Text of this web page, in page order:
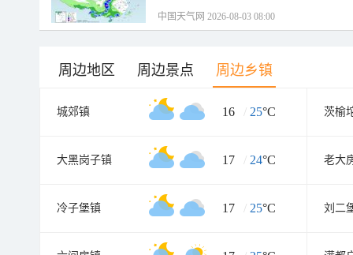
中国天气网 2026-08-03 08:00
周边地区 周边景点 周边乡镇
城郊镇 16 / 25°C 茨榆
大黑岗子镇 17 / 24°C 老大
冷子堡镇 17 / 25°C 刘二